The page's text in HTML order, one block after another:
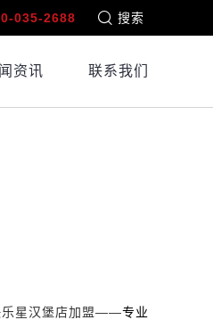
035-2688 搜索
资讯 联系我们
乐星汉堡店加盟——专业